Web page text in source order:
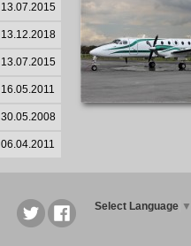
13.07.2015
13.12.2018
13.07.2015
16.05.2011
30.05.2008
06.04.2011
Select Language ▼